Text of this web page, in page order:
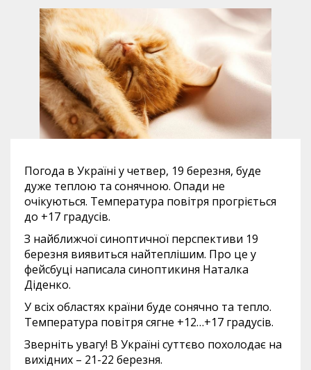
Погода в Україні у четвер, 19 березня, буде
дуже теплою та сонячною. Опади не
очікуються. Температура повітря прогріється
до +17 градусів.
З найближчої синоптичної перспективи 19
березня виявиться найтеплішим. Про це у
фейсбуці написала синоптикиня Наталка
Діденко.
У всіх областях країни буде сонячно та тепло.
Температура повітря сягне +12…+17 градусів.
Зверніть увагу! В Україні суттєво похолодає на
вихідних – 21-22 березня.